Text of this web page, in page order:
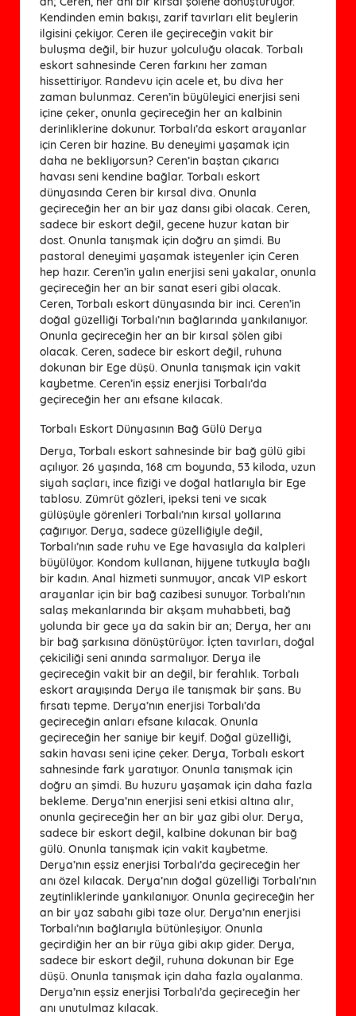
Kendinden emin bakışı, zarif tavırları elit beylerin
ilgisini çekiyor. Ceren ile geçireceğin vakit bir
buluşma değil, bir huzur yolculuğu olacak. Torbalı
eskort sahnesinde Ceren farkını her zaman
hissettiriyor. Randevu için acele et, bu diva her
zaman bulunmaz. Ceren’in büyüleyici enerjisi seni
içine çeker, onunla geçireceğin her an kalbinin
derinliklerine dokunur. Torbalı’da eskort arayanlar
için Ceren bir hazine. Bu deneyimi yaşamak için
daha ne bekliyorsun? Ceren’in baştan çıkarıcı
havası seni kendine bağlar. Torbalı eskort
dünyasında Ceren bir kırsal diva. Onunla
geçireceğin her an bir yaz dansı gibi olacak. Ceren,
sadece bir eskort değil, gecene huzur katan bir
dost. Onunla tanışmak için doğru an şimdi. Bu
pastoral deneyimi yaşamak isteyenler için Ceren
hep hazır. Ceren’in yalın enerjisi seni yakalar, onunla
geçireceğin her an bir sanat eseri gibi olacak.
Ceren, Torbalı eskort dünyasında bir inci. Ceren’in
doğal güzelliği Torbalı’nın bağlarında yankılanıyor.
Onunla geçireceğin her an bir kırsal şölen gibi
olacak. Ceren, sadece bir eskort değil, ruhuna
dokunan bir Ege düşü. Onunla tanışmak için vakit
kaybetme. Ceren’in eşsiz enerjisi Torbalı’da
geçireceğin her anı efsane kılacak.
Torbalı Eskort Dünyasının Bağ Gülü Derya
Derya, Torbalı eskort sahnesinde bir bağ gülü gibi
açılıyor. 26 yaşında, 168 cm boyunda, 53 kiloda, uzun
siyah saçları, ince fiziği ve doğal hatlarıyla bir Ege
tablosu. Zümrüt gözleri, ipeksi teni ve sıcak
gülüşüyle görenleri Torbalı’nın kırsal yollarına
çağırıyor. Derya, sadece güzelliğiyle değil,
Torbalı’nın sade ruhu ve Ege havasıyla da kalpleri
büyülüyor. Kondom kullanan, hijyene tutkuyla bağlı
bir kadın. Anal hizmeti sunmuyor, ancak VIP eskort
arayanlar için bir bağ cazibesi sunuyor. Torbalı’nın
salaş mekanlarında bir akşam muhabbeti, bağ
yolunda bir gece ya da sakin bir an; Derya, her anı
bir bağ şarkısına dönüştürüyor. İçten tavırları, doğal
çekiciliği seni anında sarmalıyor. Derya ile
geçireceğin vakit bir an değil, bir ferahlık. Torbalı
eskort arayışında Derya ile tanışmak bir şans. Bu
fırsatı tepme. Derya’nın enerjisi Torbalı’da
geçireceğin anları efsane kılacak. Onunla
geçireceğin her saniye bir keyif. Doğal güzelliği,
sakin havası seni içine çeker. Derya, Torbalı eskort
sahnesinde fark yaratıyor. Onunla tanışmak için
doğru an şimdi. Bu huzuru yaşamak için daha fazla
bekleme. Derya’nın enerjisi seni etkisi altına alır,
onunla geçireceğin her an bir yaz gibi olur. Derya,
sadece bir eskort değil, kalbine dokunan bir bağ
gülü. Onunla tanışmak için vakit kaybetme.
Derya’nın eşsiz enerjisi Torbalı’da geçireceğin her
anı özel kılacak. Derya’nın doğal güzelliği Torbalı’nın
zeytinliklerinde yankılanıyor. Onunla geçireceğin her
an bir yaz sabahı gibi taze olur. Derya’nın enerjisi
Torbalı’nın bağlarıyla bütünleşiyor. Onunla
geçirdiğin her an bir rüya gibi akıp gider. Derya,
sadece bir eskort değil, ruhuna dokunan bir Ege
düşü. Onunla tanışmak için daha fazla oyalanma.
Derya’nın eşsiz enerjisi Torbalı’da geçireceğin her
anı unutulmaz kılacak.